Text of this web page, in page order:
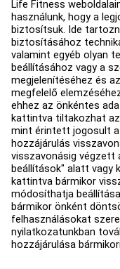
Oktatási központ
Rólunk
Forgalmazó
Üzletek keresése
Jogi információk
Hozzáférhetőség
Bejelentkezés a